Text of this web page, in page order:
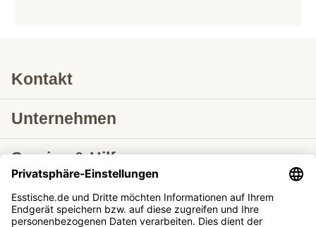
Kontakt
Unternehmen
Service & Hilfe
Lieferung nach